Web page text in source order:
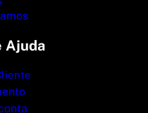
Ajuda